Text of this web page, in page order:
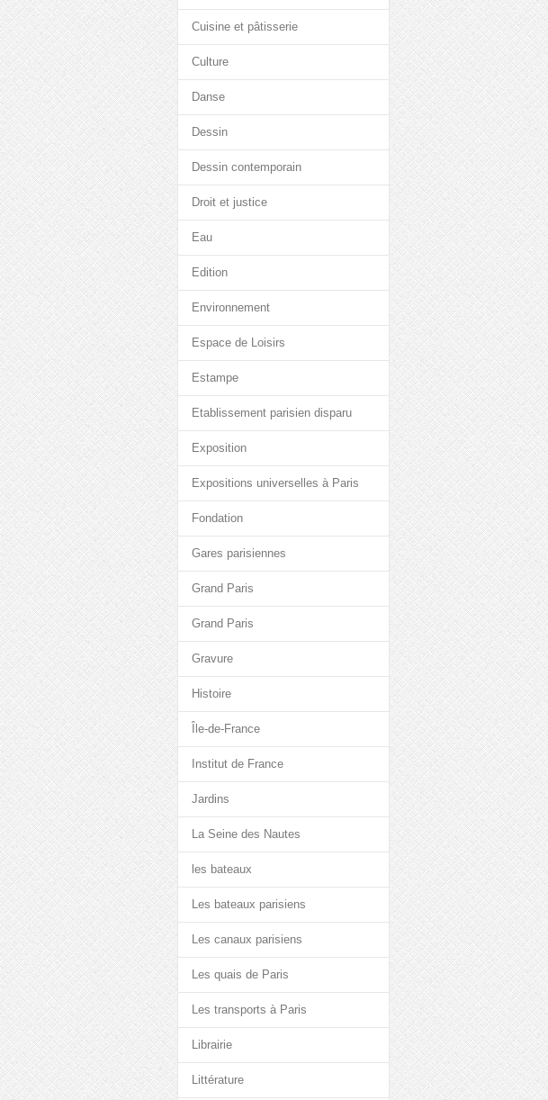
Cuisine et pâtisserie
Culture
Danse
Dessin
Dessin contemporain
Droit et justice
Eau
Edition
Environnement
Espace de Loisirs
Estampe
Etablissement parisien disparu
Exposition
Expositions universelles à Paris
Fondation
Gares parisiennes
Grand Paris
Grand Paris
Gravure
Histoire
Île-de-France
Institut de France
Jardins
La Seine des Nautes
les bateaux
Les bateaux parisiens
Les canaux parisiens
Les quais de Paris
Les transports à Paris
Librairie
Littérature